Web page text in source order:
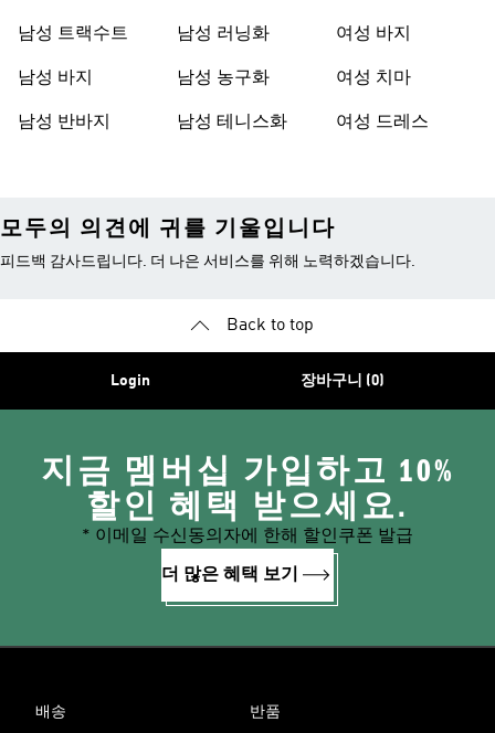
남성 트랙수트
남성 바지
남성 반바지
남성 러닝화
남성 농구화
남성 테니스화
여성 바지
여성 치마
여성 드레스
모두의 의견에 귀를 기울입니다
피드백 감사드립니다. 더 나은 서비스를 위해 노력하겠습니다.
Back to top
Login 장바구니 (0)
지금 멤버십 가입하고 10%
할인 혜택 받으세요.
* 이메일 수신동의자에 한해 할인쿠폰 발급
더 많은 혜택 보기
배송 반품